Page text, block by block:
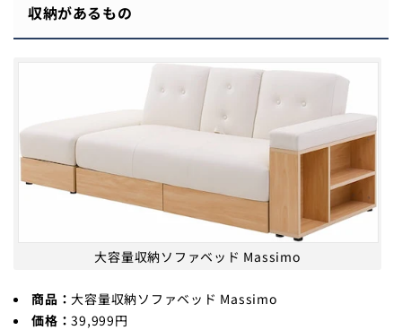
収納があるもの
大容量収納ソファベッド Massimo
商品： 大容量収納ソファベッド Massimo
価格：39,999円